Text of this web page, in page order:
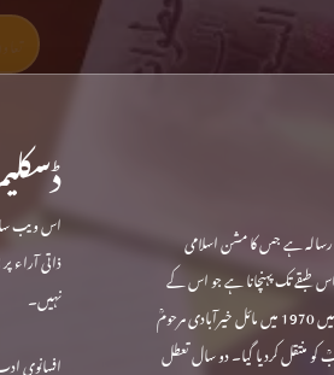
رسالہ ہے جس کا مشن اسلامی
اس طبقے تک پہنچانا ہے جو اس کے
نصف کی نمائندہ ہے۔ حجاب کی داغ بیل رام پور میں 1970 میں مائل خیرآبادی مرحومؒ
فرید صاحبؒ کو منتقل کردیا گیا۔ دو سال تعطل
اس ویب
ذاتی آراء
نہیں۔
افسانوی